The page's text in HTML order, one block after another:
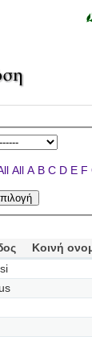
All A B C D E F
Κοινή